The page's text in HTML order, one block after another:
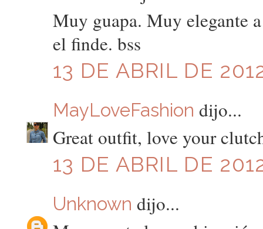
Muy guapa. Muy elegante
el finde. bss
13 DE ABRIL DE
MayLoveFashion dijo...
Great outfit, love your
13 DE ABRIL DE
Unknown dijo...